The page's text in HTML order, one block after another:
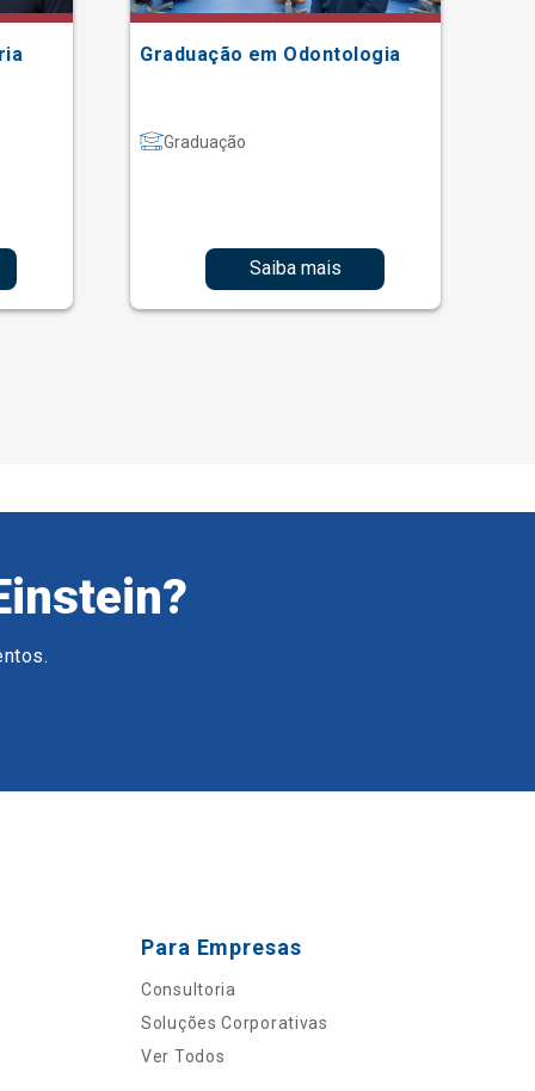
Graduação em Odontologia
Graduação
Saiba mais
Para Empresas
Consultoria
Soluções Corporativas
Ver Todos